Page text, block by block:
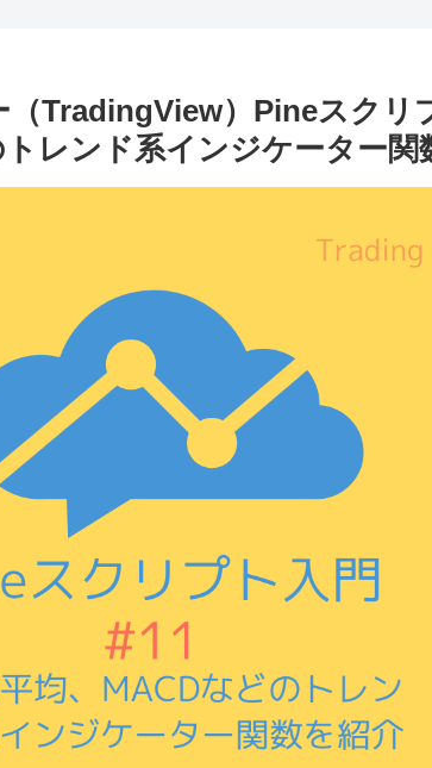
（TradingView）Pineスクリ
レンド系インジケーター関